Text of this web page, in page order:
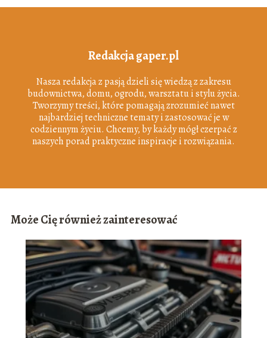
Redakcja gaper.pl
Nasza redakcja z pasją dzieli się wiedzą z zakresu
budownictwa, domu, ogrodu, warsztatu i stylu życia.
Tworzymy treści, które pomagają zrozumieć nawet
najbardziej techniczne tematy i zastosować je w
codziennym życiu. Chcemy, by każdy mógł czerpać z
naszych porad praktyczne inspiracje i rozwiązania.
Może Cię również zainteresować